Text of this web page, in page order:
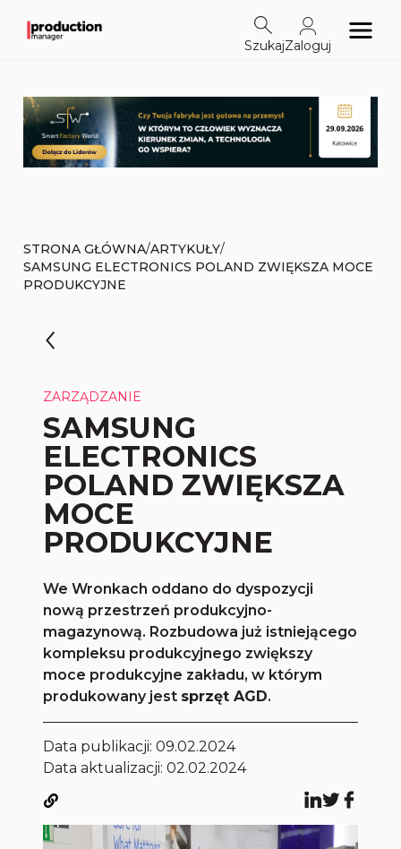
SzukajZaloguj
STRONA GŁÓWNA/ARTYKUŁY/
SAMSUNG ELECTRONICS POLAND ZWIĘKSZA MOCE
PRODUKCYJNE
ZARZĄDZANIE
SAMSUNG
ELECTRONICS
POLAND ZWIĘKSZA
MOCE
PRODUKCYJNE
We Wronkach oddano do dyspozycji
nową przestrzeń produkcyjno-
magazynową. Rozbudowa już istniejącego
kompleksu produkcyjnego zwiększy
moce produkcyjne zakładu, w którym
produkowany jest sprzęt AGD.
Data publikacji:09.02.2024
Data aktualizacji: 02.02.2024